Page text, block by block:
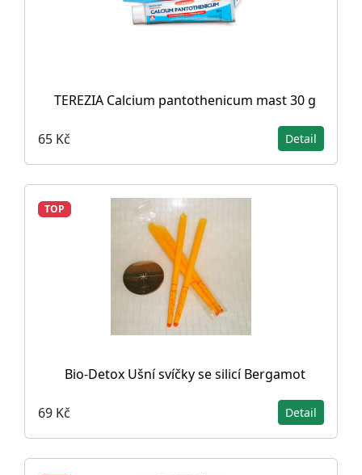
TEREZIA Calcium pantothenicum mast 30 g
65 Kč Detail
TOP
Bio-Detox Ušní svíčky se silicí Bergamot
69 Kč Detail